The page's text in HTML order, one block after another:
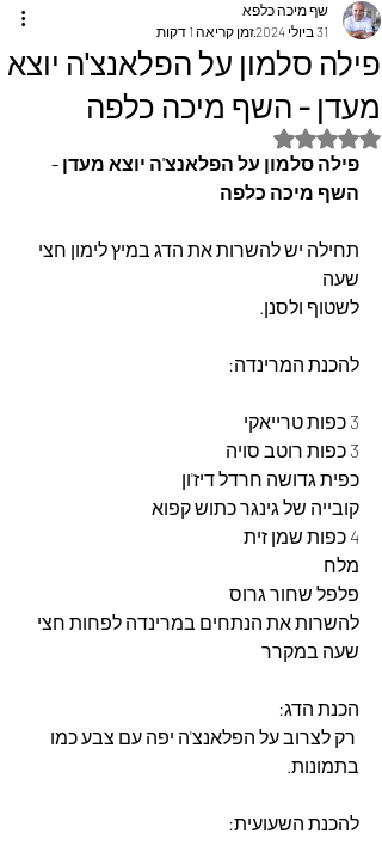
פילה סלמון על הפלאנצ'ה יוצא
מעדן - השף מיכה כלפה
שף מיכה כלפא
31 ביולי 2024
זמן קריאה 1 דקות
דירוג של NaN מתוך 5 כוכבים
פילה סלמון על הפלאנצ'ה יוצא מעדן -
השף מיכה כלפה
תחילה יש להשרות את הדג במיץ לימון חצי
שעה
לשטוף ולסנן.
להכנת המרינדה:
3 כפות טרייאקי
3 כפות רוטב סויה
כפית גדושה חרדל דיז'ון
קובייה של גינגר כתוש קפוא
4 כפות שמן זית
מלח
פלפל שחור גרוס
להשרות את הנתחים במרינדה לפחות חצי
שעה במקרר
הכנת הדג:
רק לצרוב על הפלאנצ'ה יפה עם צבע כמו
בתמונות.
להכנת השעועית: